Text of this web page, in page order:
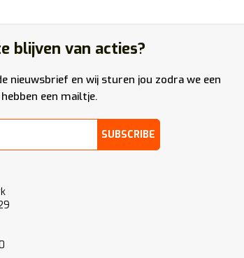
blijven van acties?
nieuwsbrief en wij sturen jou zodra we een
een mailtje.
SUBSCRIBE